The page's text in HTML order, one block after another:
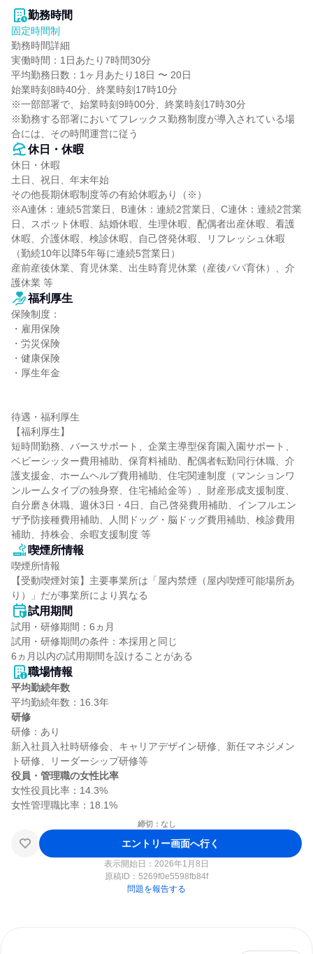
勤務時間
固定時間制
勤務時間詳細
実働時間：1日あたり7時間30分
平均勤務日数：1ヶ月あたり18日 〜 20日
始業時刻8時40分、終業時刻17時10分
※一部部署で、始業時刻9時00分、終業時刻17時30分
※勤務する部署においてフレックス勤務制度が導入されている場
合には、その時間運営に従う
休日・休暇
休日・休暇
土日、祝日、年末年始
その他長期休暇制度等の有給休暇あり（※）
※A連休：連続5営業日、B連休：連続2営業日、C連休：連続2営業
日、スポット休暇、結婚休暇、生理休暇、配偶者出産休暇、看護
休暇、介護休暇、検診休暇、自己啓発休暇、リフレッシュ休暇
（勤続10年以降5年毎に連続5営業日）
産前産後休業、育児休業、出生時育児休業（産後パパ育休）、介
護休業 等
福利厚生
保険制度：
・雇用保険
・労災保険
・健康保険
・厚生年金
待遇・福利厚生
【福利厚生】
短時間勤務、バースサポート、企業主導型保育園入園サポート、
ベビーシッター費用補助、保育料補助、配偶者転勤同行休職、介
護支援金、ホームヘルプ費用補助、住宅関連制度（マンションワ
ンルームタイプの独身寮、住宅補給金等）、財産形成支援制度、
自分磨き休職、週休3日・4日、自己啓発費用補助、インフルエン
ザ予防接種費用補助、人間ドッグ・脳ドッグ費用補助、検診費用
補助、持株会、余暇支援制度 等
喫煙所情報
喫煙所情報
【受動喫煙対策】主要事業所は「屋内禁煙（屋内喫煙可能場所あ
り）」だが事業所により異なる
試用期間
試用・研修期間：6ヵ月
試用・研修期間の条件：本採用と同じ
職場情報
平均勤続年数
研修
研修：あり
新入社員入社時研修会、キャリアデザイン研修、新任マネジメン
役員・管理職の女性比率
女性役員比率：14.3%
締切：なし
エントリー画面へ行く
表示開始日：2026年1月8日
原稿ID： 5269f0e5598fb84f
問題を報告する